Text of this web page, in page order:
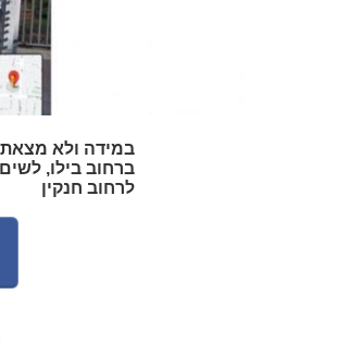
במידה ולא
לרחוב חנקין